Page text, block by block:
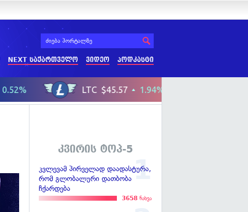
NEXT საქართველო ვიდეო პოდკასტი
კვირის ტოპ-5
კვლევამ პირველად დაადასტურა,
რომ გლობალური დათბობა
ჩქარდება
3658 ნახვა